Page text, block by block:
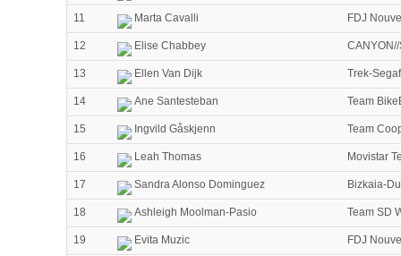
11 Marta Cavalli FDJ
12 Elise Chabbey
13 Ellen Van Dijk Trek-
14 Ane Santesteban Team
15 Ingvild Gåskjenn Team
16 Leah Thomas Movistar
17 Sandra Alonso Dominguez Bizkaia-
18 Ashleigh Moolman-Pasio Team SD
19 Evita Muzic FDJ